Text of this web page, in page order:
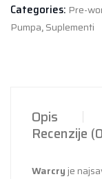
Categories: Pre-
Pumpa,Suplementi
Opis
Recenzije
Warcry je